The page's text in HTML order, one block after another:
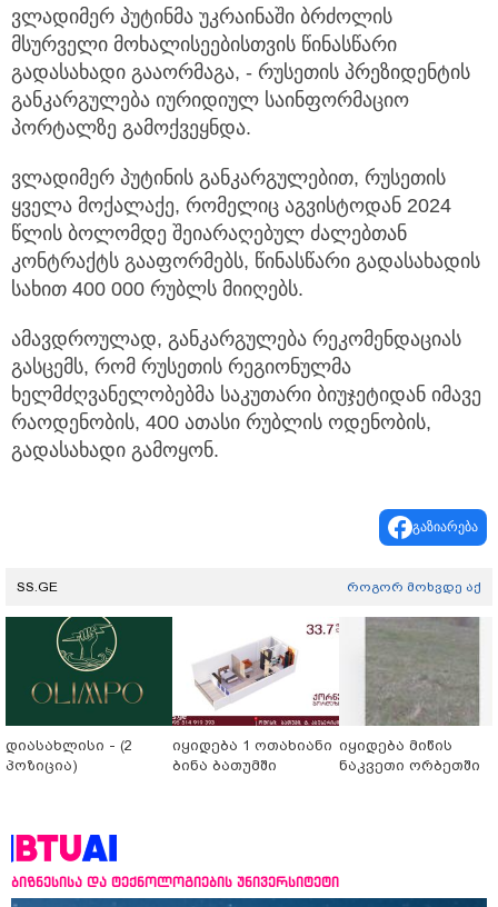
ვლადიმერ პუტინმა უკრაინაში ბრძოლის
მსურველი მოხალისეებისთვის წინასწარი
გადასახადი გააორმაგა, - რუსეთის პრეზიდენტის
განკარგულება იურიდიულ საინფორმაციო
პორტალზე გამოქვეყნდა.
ვლადიმერ პუტინის განკარგულებით, რუსეთის
ყველა მოქალაქე, რომელიც აგვისტოდან 2024
წლის ბოლომდე შეიარაღებულ ძალებთან
კონტრაქტს გააფორმებს, წინასწარი გადასახადის
სახით 400 000 რუბლს მიიღებს.
ამავდროულად, განკარგულება რეკომენდაციას
გასცემს, რომ რუსეთის რეგიონულმა
ხელმძღვანელობებმა საკუთარი ბიუჯეტიდან იმავე
რაოდენობის, 400 ათასი რუბლის ოდენობის,
გადასახადი გამოყონ.
გაზიარება
SS.GE როგორ მოხვდე აქ
დიასახლისი - (2
პოზიცია)
იყიდება 1 ოთახიანი
ბინა ბათუმში
იყიდება მიწის
ნაკვეთი ორბეთში
ბიზნესისა და ტექნოლოგიების უნივერსიტეტი